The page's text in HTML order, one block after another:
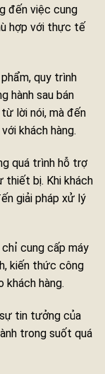
đến việc cung
hợp với thực tế
quy trình
hành sau bán
lời nói, mà đến
khách hàng.
quá trình hỗ trợ
thiết bị. Khi khách
giải pháp xử lý
cung cấp máy
kiến thức công
khách hàng.
tin tưởng của
trong suốt quá